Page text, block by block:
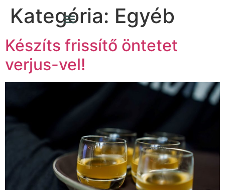
Kategória: Egyéb
Készíts frissítő öntetet
verjus-vel!